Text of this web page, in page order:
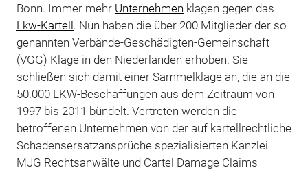
Bonn. Immer mehr Unternehmen klagen gegen das
Lkw-Kartell. Nun haben die über 200 Mitglieder der so
genannten Verbände-Geschädigten-Gemeinschaft
(VGG) Klage in den Niederlanden erhoben. Sie
schließen sich damit einer Sammelklage an, die an die
50.000 LKW-Beschaffungen aus dem Zeitraum von
1997 bis 2011 bündelt. Vertreten werden die
betroffenen Unternehmen von der auf kartellrechtliche
Schadensersatzansprüche spezialisierten Kanzlei
MJG Rechtsanwälte und Cartel Damage Claims